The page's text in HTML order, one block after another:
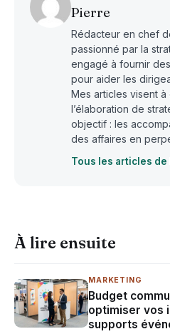
Pierre
Rédacteur en chef
passionné par la
engagé à fournir
pour aider les
Mes articles visent
l’élaboration de
objectif : les
des affaires en
Tous les articles
À lire ensuite
MARKETING
Budget
optimiser vos
supports